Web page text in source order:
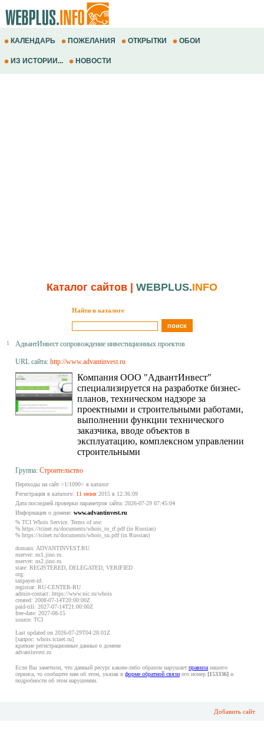
КАЛЕНДАРЬ ПОЖЕЛАНИЯ ОТКРЫТКИ ОБОИ
ИЗ ИСТОРИИ... НОВОСТИ
Каталог сайтов WEBPLUS.INFO
Найти в каталоге
1 АдвантИнвест сопровождение инвестиционных проектов
URL сайта: http://www.advantinvest.ru
Компания ООО "АдвантИнвест"
специализируется на разработке бизнес-
планов, техническом надзоре за
проектными и строительными работами,
выполнении функции технического
заказчика, вводе объектов в
эксплуатацию, комплексном управлении
строительными
Группа: Строительство
Переходы на сайт >1/1090< в каталог
Регистрация в каталоге: 11 июня 2015 в 12:36:09
Дата последней проверки параметров сайта: 2026-07-29 07:45:04
Информация о домене: www.advantinvest.ru
% TCI Whois Service. Terms of use:
% https://tcinet.ru/documents/whois_ru_rf.pdf (in Russian)
% https://tcinet.ru/documents/whois_su.pdf (in Russian)
domain: ADVANTINVEST.RU
nserver: ns1.jino.ru.
nserver: ns2.jino.ru.
state: REGISTERED, DELEGATED, VERIFIED
org:
taxpayer-id:
registrar: RU-CENTER-RU
admin-contact: https://www.nic.ru/whois
created: 2008-07-14T20:00:00Z
paid-till: 2027-07-14T21:00:00Z
free-date: 2027-08-15
source: TCI
Last updated on 2026-07-29T04:28:01Z
[запрос: whois.tcinet.ru]
краткие регистрационные данные о домене
advantinvest.ru
Если Вы заметили, что данный ресурс каким-либо образом нарушаетправила нашего
сервиса, то сообщите нам об этом, указав в форме обратной связи его номер [153336] и
подробности об этом нарушении.
Добавить сайт